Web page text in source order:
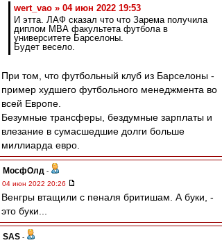
wert_vao » 04 июн 2022 19:53
И этта. ЛАФ сказал что что Зарема получила
диплом МВА факультета футбола в
университете Барселоны.
Будет весело.
При том, что футбольный клуб из Барселоны -
пример худшего футбольного менеджмента во
всей Европе.
Безумные трансферы, бездумные зарплаты и
влезание в сумасшедшие долги больше
миллиарда евро.
МосфОлд -
04 июн 2022 20:26
Венгры втащили с пеналя бритишам. А буки, -
это буки...
SAS -